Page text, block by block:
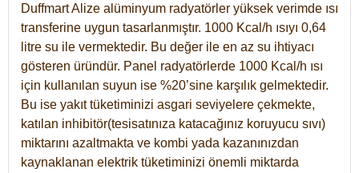
Duffmart Alize alüminyum radyatörler yüksek verimde ısı
transferine uygun tasarlanmıştır. 1000 Kcal/h ısıyı 0,64
litre su ile vermektedir. Bu değer ile en az su ihtiyacı
gösteren üründür. Panel radyatörlerde 1000 Kcal/h ısı
için kullanılan suyun ise %20’sine karşılık gelmektedir.
Bu ise yakıt tüketiminizi asgari seviyelere çekmekte,
katılan inhibitör(tesisatınıza katacağınız koruyucu sıvı)
miktarını azaltmakta ve kombi yada kazanınızdan
kaynaklanan elektrik tüketiminizi önemli miktarda